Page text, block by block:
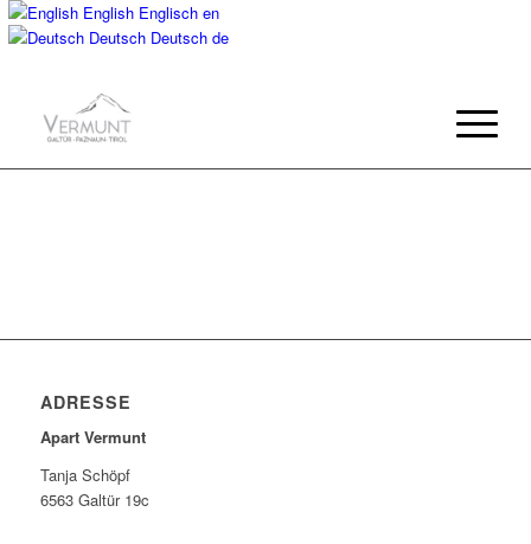
English Englisch en
Deutsch Deutsch de
ADRESSE
Apart Vermunt
Tanja Schöpf
6563 Galtür 19c